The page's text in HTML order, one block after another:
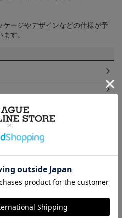
ージやデザインなどの仕様が予
す。
アイテムはこちら！！